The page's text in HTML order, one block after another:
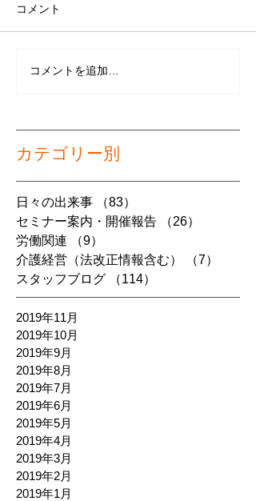
コメント
コメントを追加…
カテゴリー別
日々の出来事 （83）
セミナー案内・開催報告
（26）
労働関連
（9）
介護経営（法改正情報含む）
（7）
スタッフブログ
（114）
2019年11月
2019年10月
2019年9月
2019年8月
2019年7月
2019年6月
2019年5月
2019年4月
2019年3月
2019年2月
2019年1月